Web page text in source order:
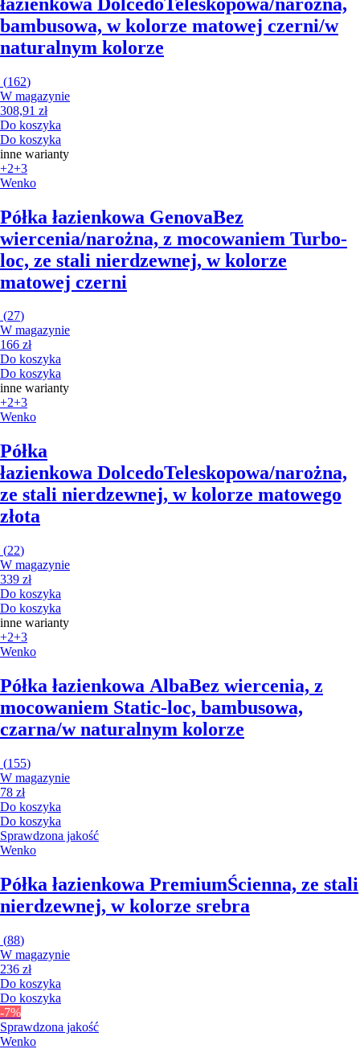
bambusowa, w kolorze matowej czerni/w
naturalnym kolorze
(162)
W magazynie
308,91 zł
Do koszyka
Do koszyka
inne warianty
+2+3
Wenko
Półka łazienkowa GenovaBez
wiercenia/narożna, z mocowaniem Turbo-
loc, ze stali nierdzewnej, w kolorze
matowej czerni
(27)
W magazynie
166 zł
Do koszyka
Do koszyka
inne warianty
+2+3
Wenko
Półka
łazienkowa DolcedoTeleskopowa/narożna,
ze stali nierdzewnej, w kolorze matowego
złota
(22)
W magazynie
339 zł
Do koszyka
Do koszyka
inne warianty
+2+3
Wenko
Półka łazienkowa AlbaBez wiercenia, z
mocowaniem Static-loc, bambusowa,
czarna/w naturalnym kolorze
(155)
W magazynie
78 zł
Do koszyka
Do koszyka
Sprawdzona jakość
Wenko
Półka łazienkowa PremiumŚcienna, ze stali
nierdzewnej, w kolorze srebra
(88)
W magazynie
236 zł
Do koszyka
Do koszyka
-7%
Sprawdzona jakość
Wenko